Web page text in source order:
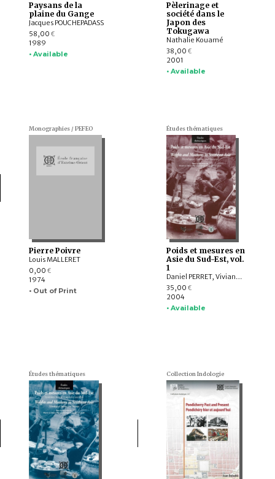
Paysans de la
plaine du Gange
Jacques POUCHEPADASS
58,00 €
1989
• Available
Pèlerinage et
société dans le
Japon des
Tokugawa
Nathalie Kouamé
38,00 €
2001
• Available
Monographies / PEFEO
Pierre Poivre
Louis MALLERET
0,00 €
1974
• Out of Print
Études thématiques
Poids et mesures en
Asie du Sud-Est, vol.
1
Daniel PERRET, Viviane SUKANDA-TESSIER, Josiane CAUQUELIN, Jacques IVANOFF, Jan WISSEMAN CHRISTIE, Bernard SELLATO, Christian COIFFIER, Chantal ZHENG, Alain TESTART, Pierre LE ROUX, Jorge Manuel Dos SANTOS ALVES, Nathalie LANCRET, Glenn SMITH, Stephen C. HEADLEY, Vinson H. SUTLIVE, Charles MACDONALD, Ghislaine LOYRÉ DE HAUTECLOCQUE, Jean-Claude HÉBERT
35,00 €
2004
• Available
Études thématiques Collection Indologie